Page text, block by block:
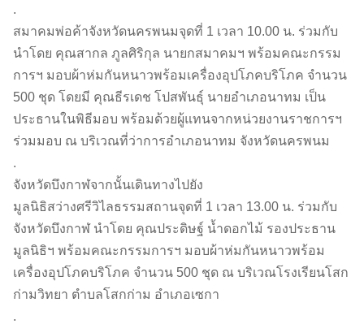
.
จุดที่ 1 เวลา 10.00 น. ร่วมกับ
สมาคมพ่อค้าจังหวัดนครพนม
นำโดย คุณสากล ภูลศิริกุล นายกสมาคมฯ พร้อมคณะกรรม
การฯ มอบผ้าห่มกันหนาวพร้อมเครื่องอุปโภคบริโภค จำนวน
500 ชุด โดยมี คุณธีรเดช โปสพันธุ์ นายอำเภอนาทม เป็น
ประธานในพิธีมอบ พร้อมด้วยผู้แทนจากหน่วยงานราชการฯ
ร่วมมอบ ณ บริเวณที่ว่าการอำเภอนาทม จังหวัดนครพนม
.
จากนั้นเดินทางไปยัง
จังหวัดบึงกาฬ
จุดที่ 1 เวลา 13.00 น. ร่วมกับ
มูลนิธิสว่างศรีวิไลธรรมสถาน
จังหวัดบึงกาฬ นำโดย คุณประดิษฐ์ น้ำดอกไม้ รองประธาน
มูลนิธิฯ พร้อมคณะกรรมการฯ มอบผ้าห่มกันหนาวพร้อม
เครื่องอุปโภคบริโภค จำนวน 500 ชุด ณ บริเวณโรงเรียนโสก
ก่ามวิทยา ตำบลโสกก่าม อำเภอเซกา
.